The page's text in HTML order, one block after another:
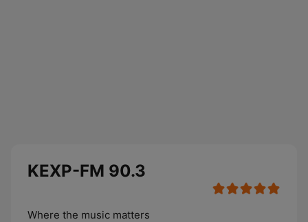
KEXP-FM 90.3
Where the music matters